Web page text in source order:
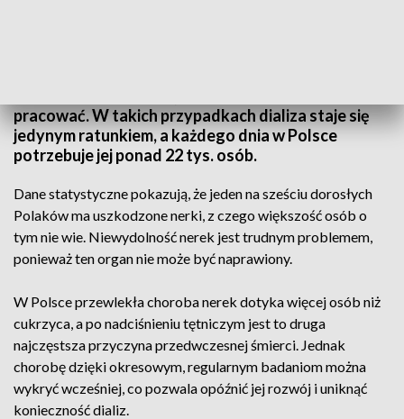
pracować. W takich przypadkach dializa staje się
jedynym ratunkiem, a każdego dnia w Polsce
potrzebuje jej ponad 22 tys. osób.
Dane statystyczne pokazują, że jeden na sześciu dorosłych
Polaków ma uszkodzone nerki, z czego większość osób o
tym nie wie. Niewydolność nerek jest trudnym problemem,
ponieważ ten organ nie może być naprawiony.
W Polsce przewlekła choroba nerek dotyka więcej osób niż
cukrzyca, a po nadciśnieniu tętniczym jest to druga
najczęstsza przyczyna przedwczesnej śmierci. Jednak
chorobę dzięki okresowym, regularnym badaniom można
wykryć wcześniej, co pozwala opóźnić jej rozwój i uniknąć
konieczność dializ.